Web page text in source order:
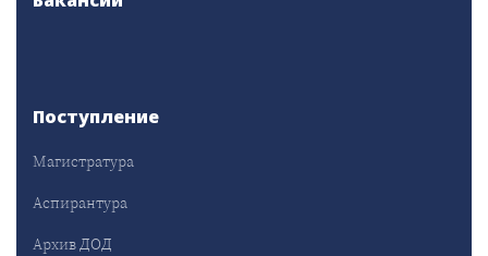
Поступление
Магистратура
Аспирантура
Архив ДОД